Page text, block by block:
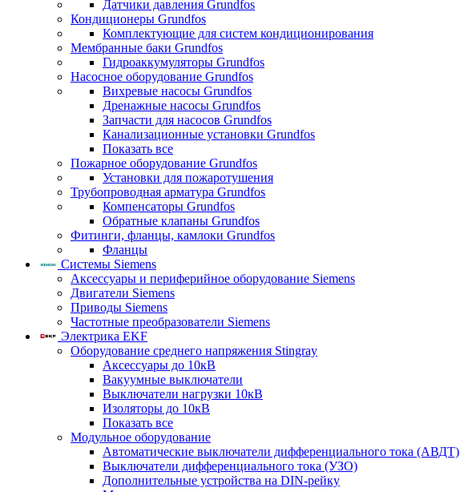
Датчики давления Grundfos
Кондиционеры Grundfos
Комплектующие для систем кондиционирования
Мембранные баки Grundfos
Гидроаккумуляторы Grundfos
Насосное оборудование Grundfos
Вихревые насосы Grundfos
Дренажные насосы Grundfos
Запчасти для насосов Grundfos
Канализационные установки Grundfos
Показать все
Пожарное оборудование Grundfos
Установки для пожаротушения
Трубопроводная арматура Grundfos
Компенсаторы Grundfos
Обратные клапаны Grundfos
Фитинги, фланцы, камлоки Grundfos
Фланцы
Системы Siemens
Аксессуары и периферийное оборудование Siemens
Двигатели Siemens
Приводы Siemens
Частотные преобразователи Siemens
Электрика EKF
Оборудование среднего напряжения Stingray
Аксессуары до 10кВ
Вакуумные выключатели
Выключатели нагрузки 10кВ
Изоляторы до 10кВ
Показать все
Модульное оборудование
Автоматические выключатели дифференциального тока (АВДТ)
Выключатели дифференциального тока (УЗО)
Дополнительные устройства на DIN-рейку